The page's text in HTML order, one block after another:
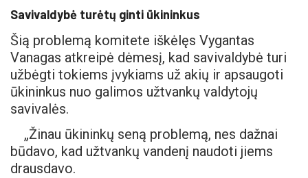
Savivaldybė turėtų ginti ūkininkus
Šią problemą komitete iškėlęs Vygantas
Vanagas atkreipė dėmesį, kad savivaldybė turi
užbėgti tokiems įvykiams už akių ir apsaugoti
ūkininkus nuo galimos užtvankų valdytojų
savivalės.
„Žinau ūkininkų seną problemą, nes dažnai
būdavo, kad užtvankų vandenį naudoti jiems
drausdavo.